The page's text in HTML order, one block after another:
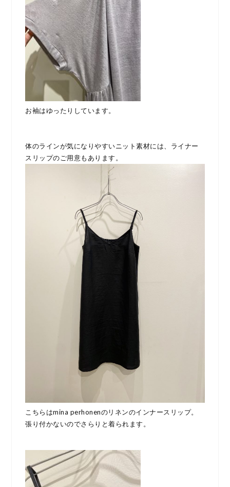
お袖はゆったりしています。
体のラインが気になりやすいニット素材には、ライナー
スリップのご用意もあります。
こちらはmina perhonenのリネンのインナースリップ。
張り付かないのでさらりと着られます。